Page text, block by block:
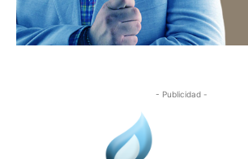
- Publicidad -